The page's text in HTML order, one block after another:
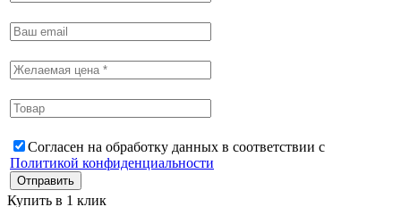
Согласен на обработку данных в соответствии с
Политикой конфиденциальности
Купить в 1 клик